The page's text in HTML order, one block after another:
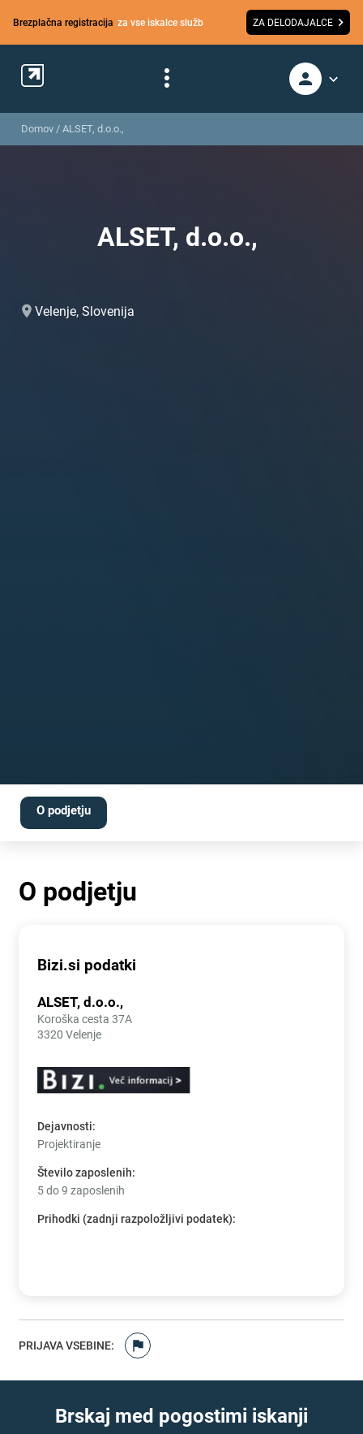
Brezplačna registracija za vse iskalce služb ZA DELODAJALCE
Domov / ALSET, d.o.o.,
ALSET, d.o.o.,
Velenje, Slovenija
O podjetju
O podjetju
Bizi.si podatki
ALSET, d.o.o.,
Koroška cesta 37A
3320 Velenje
Dejavnosti:
Projektiranje
Število zaposlenih:
5 do 9 zaposlenih
Prihodki (zadnji razpoložljivi podatek):
PRIJAVA VSEBINE:
Brskaj med pogostimi iskanji